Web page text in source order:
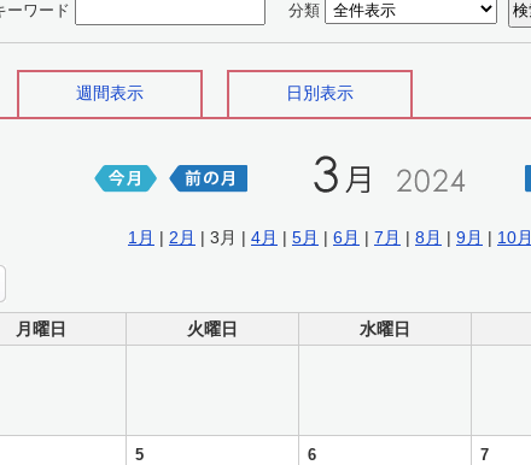
ーワード 分類
週間表示 日別表示
1月 | 2月 | 3月 | 4月 | 5月 | 6月 | 7月 | 8月 | 9月 | 10月
月曜日 火曜日 水曜日
5 6 7